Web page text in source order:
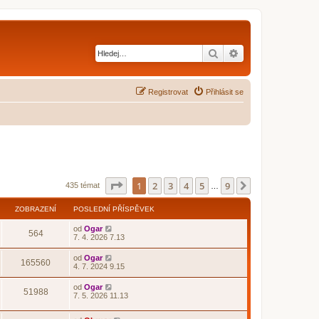
Hledat
Přihlásit se
Registrovat
435 témat Stránka z
1 2 3 4 5 9
ZOBRAZENÍ POSLEDNÍ PŘÍSPĚVEK
564 od Ogar
7. 4. 2026 7.13
165560 od Ogar
4. 7. 2024 9.15
51988 od Ogar
7. 5. 2026 11.13